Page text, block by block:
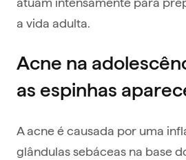
a vida adulta.
Acne na
as espinhas
A acne é causada por uma
glândulas sebáceas na base